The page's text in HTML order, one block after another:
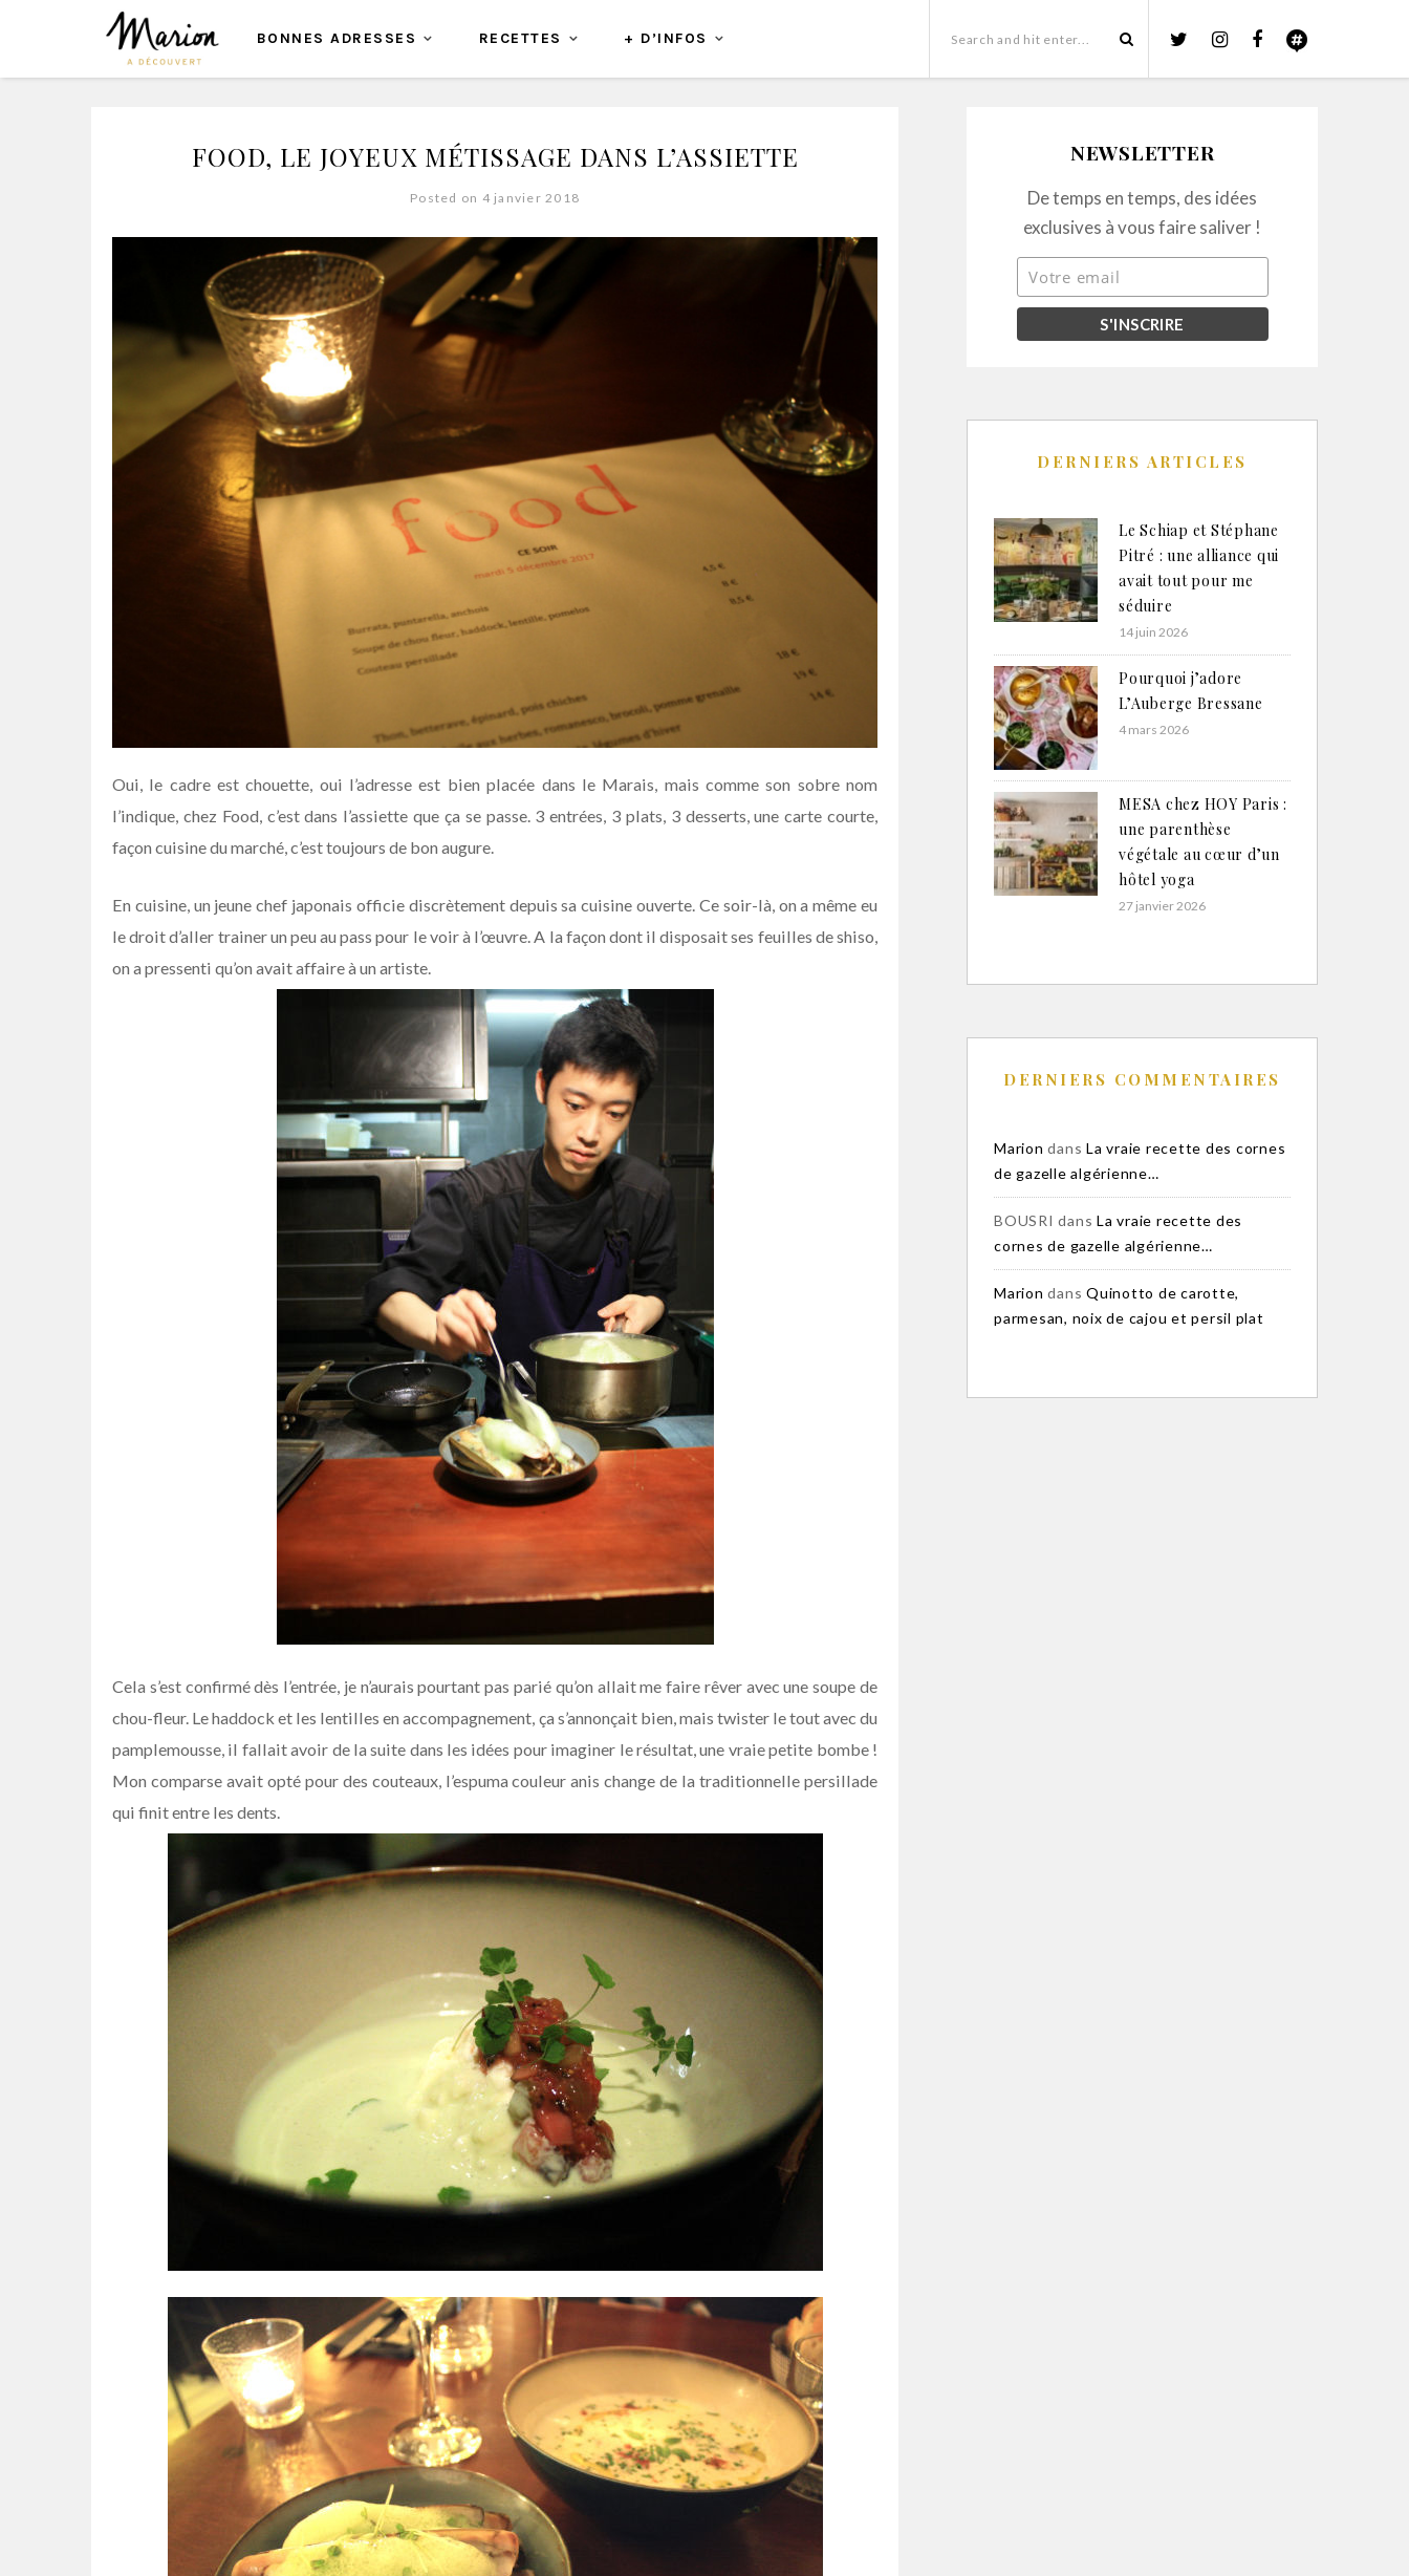
BONNES ADRESSES RECETTES + D’INFOS
FOOD, LE JOYEUX MÉTISSAGE DANS L’ASSIETTE
Posted on 4 janvier 2018
Oui, le cadre est chouette, oui l’adresse est bien placée dans le Marais, mais comme son sobre nom
l’indique, chez Food, c’est dans l’assiette que ça se passe. 3 entrées, 3 plats, 3 desserts, une carte courte,
façon cuisine du marché, c’est toujours de bon augure.
En cuisine, un jeune chef japonais officie discrètement depuis sa cuisine ouverte. Ce soir-là, on a même eu
le droit d’aller trainer un peu au pass pour le voir à l’œuvre. A la façon dont il disposait ses feuilles de shiso,
on a pressenti qu’on avait affaire à un artiste.
Cela s’est confirmé dès l’entrée, je n’aurais pourtant pas parié qu’on allait me faire rêver avec une soupe de
chou-fleur. Le haddock et les lentilles en accompagnement, ça s’annonçait bien, mais twister le tout avec du
pamplemousse, il fallait avoir de la suite dans les idées pour imaginer le résultat, une vraie petite bombe !
Mon comparse avait opté pour des couteaux, l’espuma couleur anis change de la traditionnelle persillade
qui finit entre les dents.
NEWSLETTER
De temps en temps, des idées
exclusives à vous faire saliver !
DERNIERS ARTICLES
Le Schiap et Stéphane
Pitré : une alliance qui
avait tout pour me
séduire
14 juin 2026
Pourquoi j’adore
L’Auberge Bressane
4 mars 2026
MESA chez HOY Paris :
une parenthèse
végétale au cœur d’un
hôtel yoga
27 janvier 2026
DERNIERS COMMENTAIRES
Marion dans La vraie recette des cornes
de gazelle algérienne…
BOUSRI dans La vraie recette des
cornes de gazelle algérienne…
Marion dans Quinotto de carotte,
parmesan, noix de cajou et persil plat